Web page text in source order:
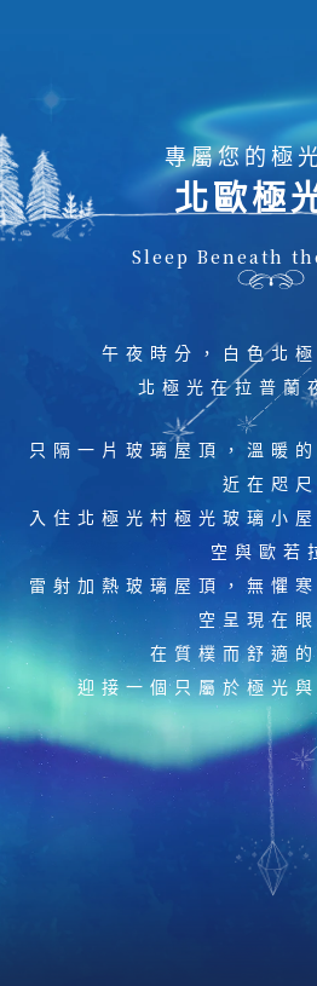
專屬您的極
北歐極
Sleep Beneath
午夜時分，白色北
北極光在拉普蘭
只隔一片玻璃屋頂，溫暖
近在咫尺
入住北極光村極光玻璃小
空與歐若
雷射加熱玻璃屋頂，無懼
空呈現在眼
在質樸而舒適
迎接一個只屬於極光